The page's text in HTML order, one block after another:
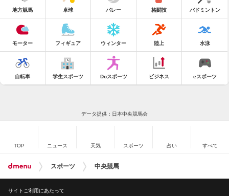
地方競馬 卓球 バレー 格闘技 バドミントン
モーター フィギュア ウィンター 陸上 水泳
自転車 学生スポーツ Doスポーツ ビジネス eスポーツ
データ提供：日本中央競馬会
TOP ニュース 天気 スポーツ 占い すべて
スポーツ 中央競馬
サイトご利用にあたって